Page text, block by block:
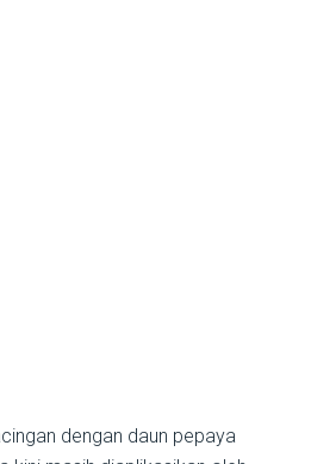
dengan daun pepaya